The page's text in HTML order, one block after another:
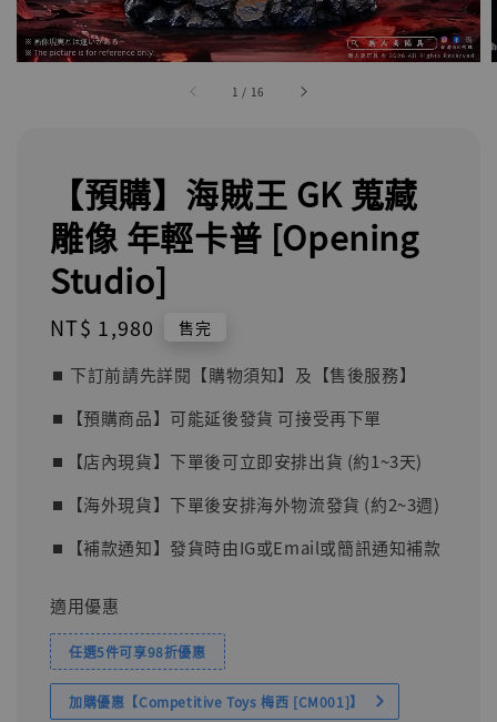
1 / 16
【預購】海賊王 GK 蒐藏
雕像 年輕卡普 [Opening
Studio]
Regular
NT$ 1,980 售完
⏹︎ 下訂前請先詳閱【購物須知】及【售後服務】
⏹︎【預購商品】可能延後發貨 可接受再下單
⏹︎【店內現貨】下單後可立即安排出貨 (約1~3天)
⏹︎【海外現貨】下單後安排海外物流發貨 (約2~3週)
⏹︎【補款通知】發貨時由IG或Email或簡訊通知補款
適用優惠
任選5件可享98折優惠
加購優惠【Competitive Toys 梅西 [CM001]】